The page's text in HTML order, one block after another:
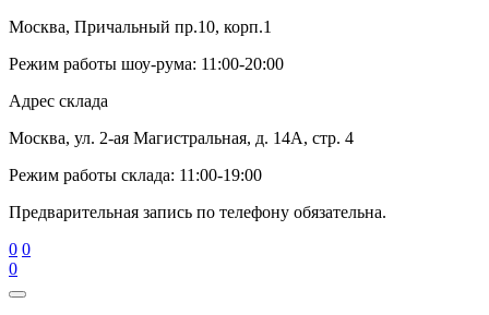
Москва, Причальный пр.10, корп.1
Режим работы шоу-рума: 11:00-20:00
Адрес склада
Москва, ул. 2-ая Магистральная, д. 14А, стр. 4
Режим работы склада: 11:00-19:00
Предварительная запись по телефону обязательна.
0 0
0